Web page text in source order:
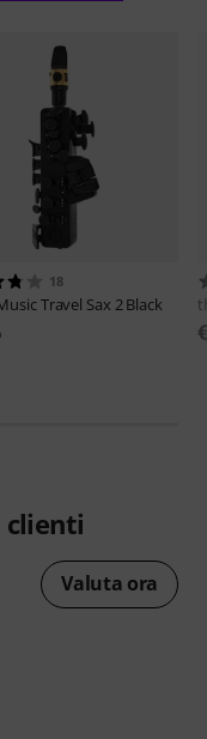
18
Travel Sax 2 Black
clienti
Valuta ora